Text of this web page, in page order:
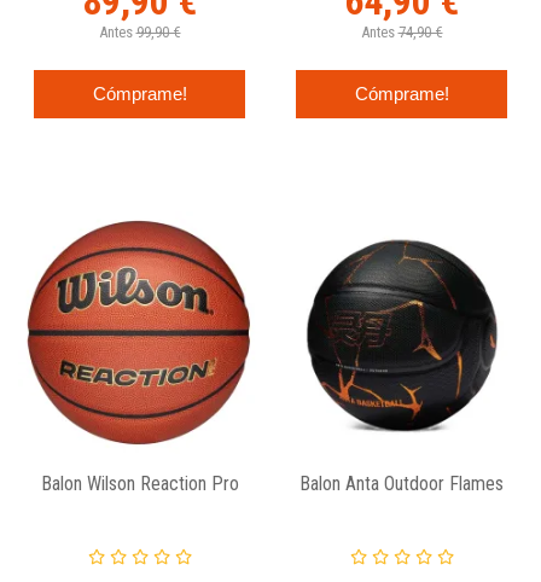
Antes 99,90 €
Cómprame!
Antes 74,90 €
Cómprame!
Balon Wilson Reaction Pro Balon Anta Outdoor Flames